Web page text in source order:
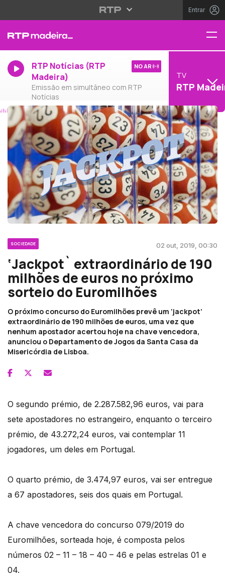
Entrar
RTP Notícias (RTP
Madeira)
Emissão em simultâneo com RTP
Notícias
NO AR
TV
RTP
SOCIEDADE 02 out, 2019, 00:30
‘Jackpot` extraordinário de 190
milhões de euros no próximo
sorteio do Euromilhões
O próximo concurso do Euromilhões prevê um ‘jackpot’
extraordinário de 190 milhões de euros, uma vez que
nenhum apostador acertou hoje na chave vencedora,
anunciou o Departamento de Jogos da Santa Casa da
Misericórdia de Lisboa.
O segundo prémio, de 2.287.582,96 euros, vai para
sete apostadores no estrangeiro, enquanto o terceiro
prémio, de 43.272,24 euros, vai contemplar 11
jogadores, um deles em Portugal.
O quarto prémio, de 3.474,97 euros, vai ser entregue
a 67 apostadores, seis dos quais em Portugal.
A chave vencedora do concurso 079/2019 do
Euromilhões, sorteada hoje, é composta pelos
números 02 – 11 – 18 – 40 – 46 e pelas estrelas 01 e
04.